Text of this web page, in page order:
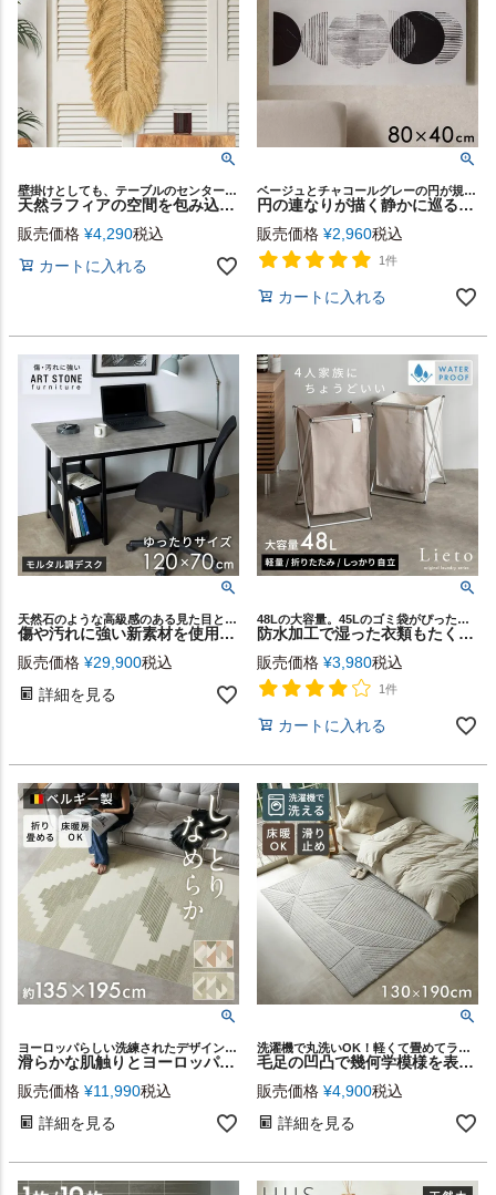
壁掛けとしても、テーブルのセンターピースとしても使える2WAY仕様
天然ラフィアの空間を包み込む存在感あるフェザーウォールタペストリー[14295]
販売価格 ¥4,290税込
カートに入れる
ベージュとチャコールグレーの円が規則正しく連なり、秩序の中にやわらかな陰影が息づくアートパネル
円の連なりが描く静かに巡る美しい“軌道”のアートパネル[Orbit][67224]
販売価格 ¥2,960税込
1件
カートに入れる
天然石のような高級感のある見た目と、扱いやすい高機能性が人気のハイセンスな家具シリーズ「ART STONE furniture」の収納棚付きワークデスク
傷や汚れに強い新素材を使用した天板と、無垢材の脚で仕上げたおしゃれなデザイン ART STONEワークデスク 幅120cm 収納棚付きでテレワークやオフィスのデスクにも最適(84315)
販売価格 ¥29,900税込
詳細を見る
48Lの大容量。45Lのゴミ袋がぴったり収まるサイズ
防水加工で湿った衣類もたくさん収納！4人家族でも十分な大容量48Lアルミフレームでしっかり自立する折りたたみ式ランドリーバスケット [67208]
販売価格 ¥3,980税込
1件
カートに入れる
ヨーロッパらしい洗練されたデザインと美しい発色が魅力のRAGOLLEモケット織りラグ
滑らかな肌触りとヨーロッパの繊細な色彩で表現されたジオメトリック柄 ベルギー製 高密度モケット織り ラグマット 約 135×195cm 幾何学模様 ビスコース100％ ラグ カーペット 床暖房OK 北欧 モダン ELEMENTS [84391]
販売価格 ¥11,990税込
詳細を見る
洗濯機で丸洗いOK！軽くて畳めてラクラク収納
毛足の凹凸で幾何学模様を表現したモダンデザインのおしゃれなラグカーペット/約130x190cm 洗濯機で丸洗いOK 軽くて畳めてラクラク収納ラグマット [84403]
販売価格 ¥4,900税込
詳細を見る